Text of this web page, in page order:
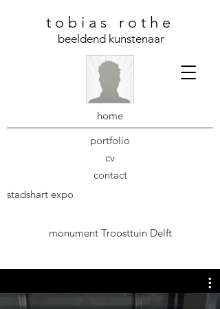
t o b i a s r o t h e
beeldend kunstenaar
home
cv
portfolio
contact
monument Troosttuin Delft
stadshart expo